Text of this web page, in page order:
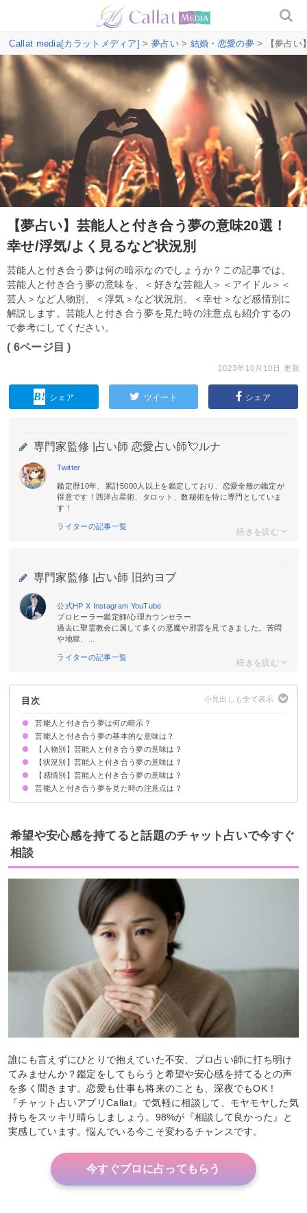
Callat media[カラットメディア] > 夢占い> 結婚・恋愛の夢> 【夢占い
【夢占い】芸能人と付き合う夢の意味20選！
幸せ/浮気/よく見るなど状況別
芸能人と付き合う夢は何の暗示なのでしょうか？この記事では、
芸能人と付き合う夢の意味を、＜好きな芸能人＞＜アイドル＞＜
芸人＞など人物別、＜浮気＞など状況別、＜幸せ＞など感情別に
解説します。芸能人と付き合う夢を見た時の注意点も紹介するの
で参考にしてください。
( 6ページ目 )
2023年10月10日 更新
シェア ツイート シェア
専門家監修 | 占い師 恋愛占い師💘ルナ
Twitter
鑑定歴10年、累計5000人以上を鑑定しており、恋愛全般の鑑定が
得意です！西洋占星術、タロット、数秘術を特に専門としていま
す！
ライターの記事一覧
専門家監修 | 占い師 旧約ヨブ
公式HP X Instagram YouTube
プロヒーラー鑑定師/心理カウンセラー
過去に聖霊教会に属して多くの悪魔や邪霊を見てきました。苦悶
や地獄、...
ライターの記事一覧
目次
芸能人と付き合う夢は何の暗示？
芸能人と付き合う夢の基本的な意味は？
承認欲求が高まっていることを暗示
初夢で見たら恋愛運・対人運アップ
よく見る場合は恋愛運ダウン
状況によって意味が決まる
【人物別】芸能人と付き合う夢の意味は？
好きな芸能人と付き合う夢【願望夢】
アイドルと付き合う夢【警告夢】
ジャニーズと付き合う夢【願望夢】
推しと付き合う夢【願望夢・警告夢】
芸人と付き合う夢【願望夢】
【状況別】芸能人と付き合う夢の意味は？
浮気して芸能人と付き合う夢【警告夢】
芸能人と付き合ってラブラブな夢【吉夢】
芸能人と付き合って手を繋ぐ夢【願望夢・吉夢】
芸能人と付き合ってイチャイチャする夢【警告夢】
芸能人に好意を持たれて付き合う夢【警告夢】
既婚者が芸能人と付き合う夢【警告夢】
芸能人と付き合ってセックスする夢【吉夢】
芸能人と付き合ってデートする夢【吉夢】
芸能人と付き合って結婚する夢【願望夢】
芸能人と付き合って喧嘩する夢【警告夢】
複数の芸能人と付き合う夢【警告夢】
芸能人と付き合って振られる夢【警告夢】
【感情別】芸能人と付き合う夢の意味は？
芸能人と付き合って幸せな夢【願望夢】
芸能人と付き合って泣く夢【吉夢・警告夢】
芸能人と付き合って怒る夢【吉夢】
芸能人と付き合う夢を見た時の注意点は？
他者の評価や目線を気にしないように努める
吉夢なら話さず警告夢や凶夢は人に話す
希望や安心感を持てると話題のチャット占いで今すぐ
相談
誰にも言えずにひとりで抱えていた不安、プロ占い師に打ち明け
てみませんか？鑑定をしてもらうと希望や安心感を持てるとの声
を多く聞きます。恋愛も仕事も将来のことも、深夜でもOK！
『チャット占いアプリCallat』で気軽に相談して、モヤモヤした気
持ちをスッキリ晴らしましょう。98%が『相談して良かった』と
実感しています。悩んでいる今こそ変わるチャンスです。
今すぐプロに占ってもらう